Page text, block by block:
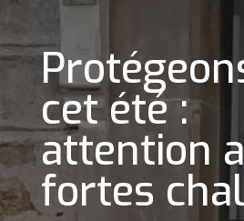
cet été :
attention
fortes